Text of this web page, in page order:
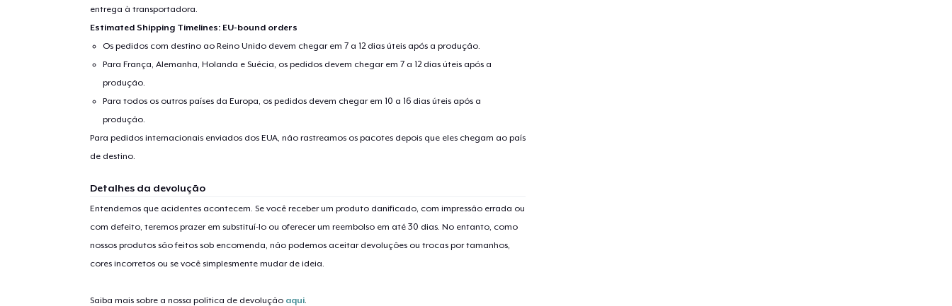
entrega à transportadora.
Estimated Shipping Timelines: EU-bound orders
Os pedidos com destino ao Reino Unido devem chegar em 7 a 12 dias úteis após a produção.
Para França, Alemanha, Holanda e Suécia, os pedidos devem chegar em 7 a 12 dias úteis após a
produção.
Para todos os outros países da Europa, os pedidos devem chegar em 10 a 16 dias úteis após a
produção.
Para pedidos internacionais enviados dos EUA, não rastreamos os pacotes depois que eles chegam ao país
de destino.
Detalhes da devolução
Entendemos que acidentes acontecem. Se você receber um produto danificado, com impressão errada ou
com defeito, teremos prazer em substituí-lo ou oferecer um reembolso em até 30 dias. No entanto, como
nossos produtos são feitos sob encomenda, não podemos aceitar devoluções ou trocas por tamanhos,
cores incorretos ou se você simplesmente mudar de ideia.
Saiba mais sobre a nossa política de devolução aqui.